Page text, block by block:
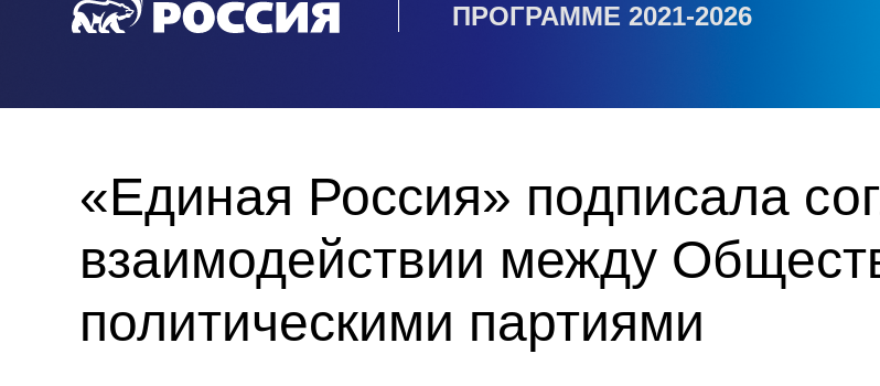
ПРОГРАММЕ 2021-2026
«Единая Россия» подписала
взаимодействии между
политическими партиями